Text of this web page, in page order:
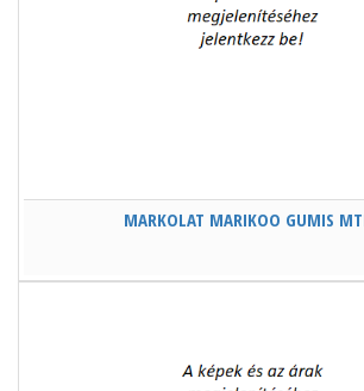
MARKOLAT MARIKOO GUMIS